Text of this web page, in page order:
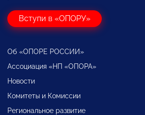
Вступи в «ОПОРУ»
Об «ОПОРЕ РОССИИ»
Ассоциация «НП «ОПОРА»
Новости
Комитеты и Комиссии
Региональное развитие